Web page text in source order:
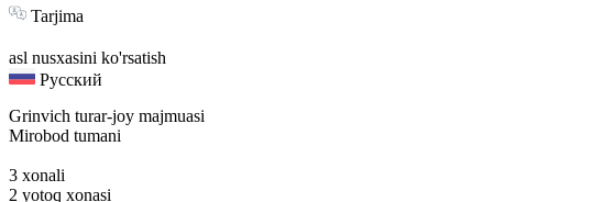
Tarjima
asl nusxasini ko'rsatish
Русский
Grinvich turar-joy majmuasi
Mirobod tumani
3 xonali
2 yotoq xonasi